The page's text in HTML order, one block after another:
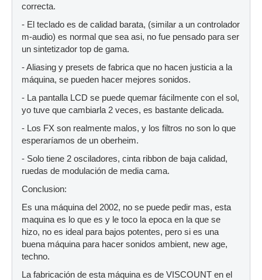
correcta.
- El teclado es de calidad barata, (similar a un controlador
m-audio) es normal que sea asi, no fue pensado para ser
un sintetizador top de gama.
- Aliasing y presets de fabrica que no hacen justicia a la
máquina, se pueden hacer mejores sonidos.
- La pantalla LCD se puede quemar fácilmente con el sol,
yo tuve que cambiarla 2 veces, es bastante delicada.
- Los FX son realmente malos, y los filtros no son lo que
esperaríamos de un oberheim.
- Solo tiene 2 osciladores, cinta ribbon de baja calidad,
ruedas de modulación de media cama.
Conclusion:
Es una máquina del 2002, no se puede pedir mas, esta
maquina es lo que es y le toco la epoca en la que se
hizo, no es ideal para bajos potentes, pero si es una
buena máquina para hacer sonidos ambient, new age,
techno.
La fabricación de esta máquina es de VISCOUNT en el